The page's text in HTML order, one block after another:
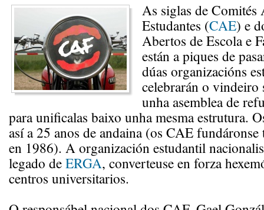
As siglas de Comités
Estudantes (CAE) e
Abertos de Escola e
están a piques de
dúas organizacións
celebrarán o vindeiro
unha asemblea de
para unificalas baixo unha mesma estrutura.
así a 25 anos de andaina (os CAE fundáronse
en 1986). A organización estudantil
legado deERGA, converteuse en forza
centros universitarios.